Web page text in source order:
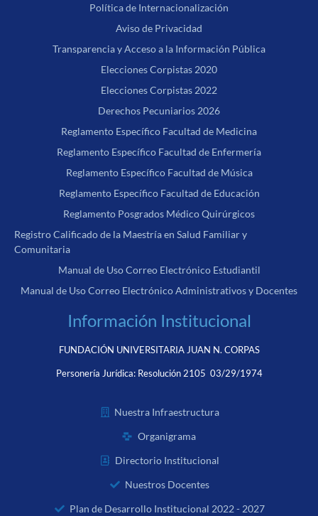
Política de Internacionalización
Aviso de Privacidad
Transparencia y Acceso a la Información Pública
Elecciones Corpistas 2020
Elecciones Corpistas 2022
Derechos Pecuniarios 2026
Reglamento Específico Facultad de Medicina
Reglamento Específico Facultad de Enfermería
Reglamento Específico Facultad de Música
Reglamento Específico Facultad de Educación
Reglamento Posgrados Médico Quirúrgicos
Registro Calificado de la Maestría en Salud Familiar y
Comunitaria
Manual de Uso Correo Electrónico Estudiantil
Manual de Uso Correo Electrónico Administrativos y Docentes
Información Institucional
FUNDACIÓN UNIVERSITARIA JUAN N. CORPAS
Personería Jurídica: Resolución 2105 03/29/1974
Nuestra Infraestructura
Organigrama
Directorio Institucional
Nuestros Docentes
Plan de Desarrollo Institucional 2022 - 2027